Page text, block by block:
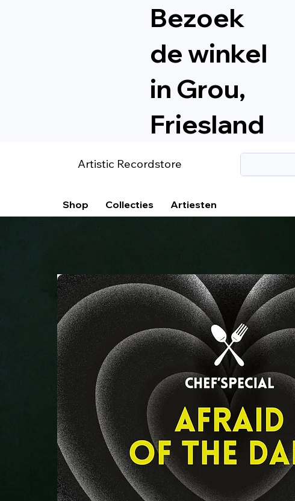
Bezoek
de winkel
in Grou,
Friesland
Artistic Recordstore
Shop Collecties Artiesten